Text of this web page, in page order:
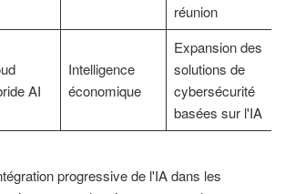
réunion
AI
Intelligence
économique
Expansion des
solutions de
cybersécurité
basées sur l'IA
progressive de l'IA dans les